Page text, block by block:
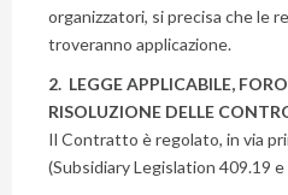
organizzatori, si precisa che le
troveranno applicazione.
2. LEGGE APPLICABILE,
RISOLUZIONE DELLE
Il Contratto è regolato, in via
(Subsidiary Legislation 409.19